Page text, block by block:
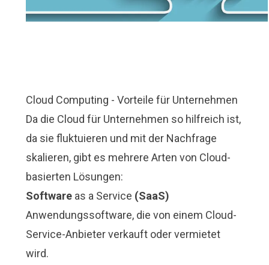
Cloud Computing - Vorteile für Unternehmen
Da die Cloud für Unternehmen so hilfreich ist,
da sie fluktuieren und mit der Nachfrage
skalieren, gibt es mehrere Arten von Cloud-
basierten Lösungen:
Softwareas a Service (SaaS)
Anwendungssoftware, die von einem Cloud-
Service-Anbieter verkauft oder vermietet
wird.